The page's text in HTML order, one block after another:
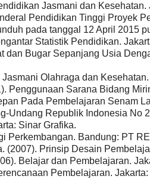
Jasmani dan
Pendidikan Tinggi Proyek
pada tanggal 12 April 2015
Statistik Pendidikan.
dan Bugar Sepanjang Usia
Olahraga dan
Penggunaan Sarana Bidang
Pada Pembelajaran Senam
Undang Republik Indonesia No
Sinar Grafika.
Perkembangan. Bandung: PT
(2007). Prinsip Desain
Belajar dan Pembelajaran.
Pembelajaran.